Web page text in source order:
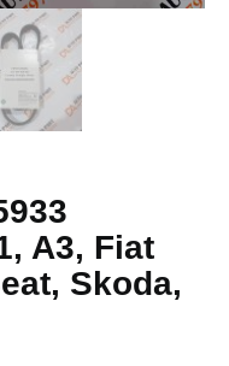
A3, Fiat
Skoda,